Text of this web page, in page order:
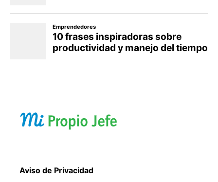
Aviso de Privacidad